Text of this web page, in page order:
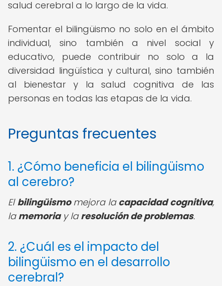
salud cerebral a lo largo de la vida.
Fomentar el bilingüismo no solo en el ámbito
individual, sino también a nivel social y
educativo, puede contribuir no solo a la
diversidad lingüística y cultural, sino también
al bienestar y la salud cognitiva de las
personas en todas las etapas de la vida.
Preguntas frecuentes
1. ¿Cómo beneficia el bilingüismo
al cerebro?
El bilingüismomejora la capacidad cognitiva,
la memoriay la resolución de problemas.
2. ¿Cuál es el impacto del
bilingüismo en el desarrollo
cerebral?